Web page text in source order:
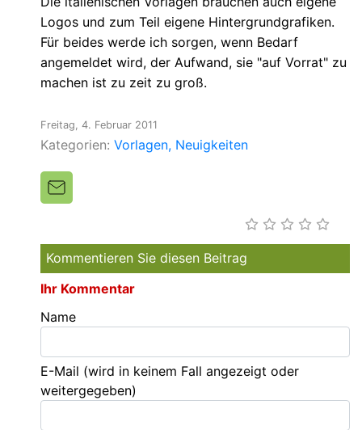
Logos und zum Teil eigene Hintergrundgrafiken.
Für beides werde ich sorgen, wenn Bedarf
angemeldet wird, der Aufwand, sie "auf Vorrat" zu
machen ist zu zeit zu groß.
Freitag, 4. Februar 2011
Kategorien: Vorlagen Neuigkeiten
Kommentieren Sie diesen Beitrag
Ihr Kommentar
Name
E-Mail (wird in keinem Fall angezeigt oder
weitergegeben)